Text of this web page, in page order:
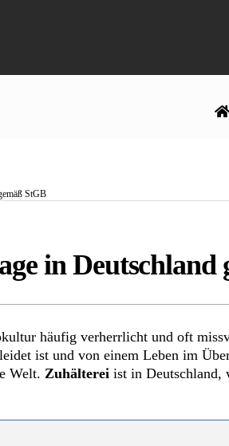
StGB
in Deutschland
häufig verherrlicht und oft
ist und von einem Leben im
Welt. Zuhälterei ist in Deutschland,